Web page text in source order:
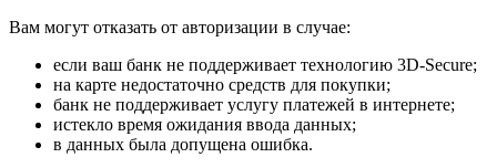
Вам могут отказать от авторизации в случае:
если ваш банк не поддерживает технологию 3D-Secure;
на карте недостаточно средств для покупки;
банк не поддерживает услугу платежей в интернете;
истекло время ожидания ввода данных;
в данных была допущена ошибка.